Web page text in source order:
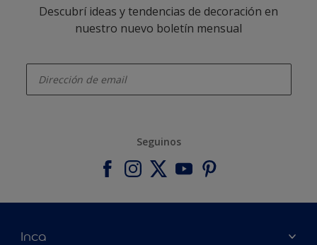
Descubrí ideas y tendencias de decoración en
nuestro nuevo boletín mensual
Seguinos
Inca